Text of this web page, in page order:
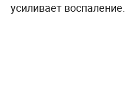
усиливает воспаление.